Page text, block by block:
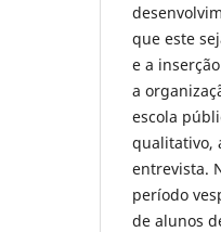
que este
e a
a
escola
qualitativo,
entrevista.
período
de alunos